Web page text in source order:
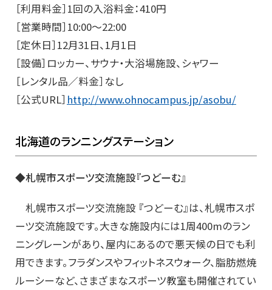
［利用料金］1回の入浴料金：410円
［営業時間］10:00～22:00
［定休日］12月31日、1月1日
［設備］ロッカー、サウナ・大浴場施設、シャワー
［レンタル品／料金］なし
［公式URL］ http://www.ohnocampus.jp/asobu/
北海道のランニングステーション
◆札幌市スポーツ交流施設『つどーむ』
札幌市スポーツ交流施設 『つどーむ』は、札幌市スポ
ーツ交流施設です。大きな施設内には1周400mのラン
ニングレーンがあり、屋内にあるので悪天候の日でも利
用できます。フラダンスやフィットネスウォーク、脂肪燃焼
ルーシーなど、さまざまなスポーツ教室も開催されてい